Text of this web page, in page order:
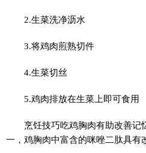
2.生菜洗净沥水
3.将鸡肉煎熟切件
4.生菜切丝
5.鸡肉排放在生菜上即可食用
烹饪技巧吃鸡胸肉有助改善记
一，鸡胸肉中富含的咪唑二肽具有